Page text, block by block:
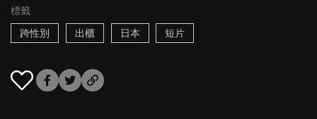
標籤
跨性別
出櫃 日本 短片